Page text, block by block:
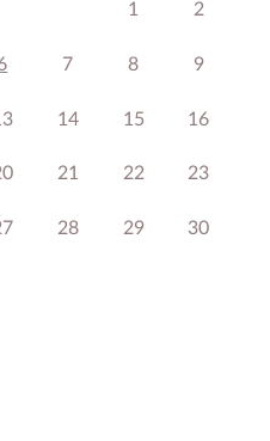
1 2
7 8 9
14 15 16
21 22 23
28 29 30